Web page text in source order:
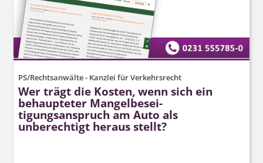
PS/Rechtsanwälte - Kanzlei für Verkehrsrecht
Wer trägt die Kosten, wenn sich ein
behaupteter Mangelbesei­
tigungsanspruch am Auto als
unberechtigt heraus stellt?